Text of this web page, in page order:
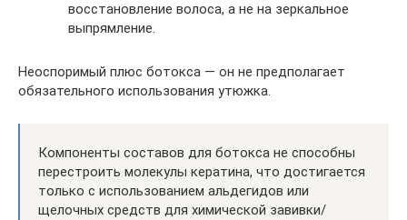
восстановление волоса, а не на зеркальное
выпрямление.
Неоспоримый плюс ботокса — он не предполагает
обязательного использования утюжка.
Компоненты составов для ботокса не способны
перестроить молекулы кератина, что достигается
только с использованием альдегидов или
щелочных средств для химической завивки/